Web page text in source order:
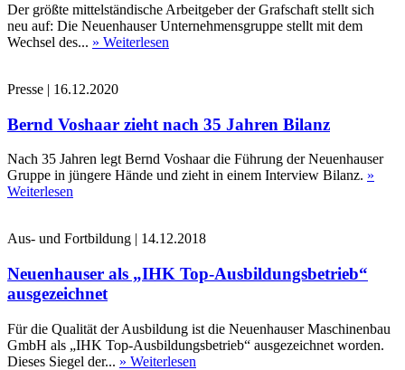
Der größte mittelständische Arbeitgeber der Grafschaft stellt sich
neu auf: Die Neuenhauser Unternehmensgruppe stellt mit dem
Wechsel des... » Weiterlesen
Presse | 16.12.2020
Bernd Voshaar zieht nach 35 Jahren Bilanz
Nach 35 Jahren legt Bernd Voshaar die Führung der Neuenhauser
Gruppe in jüngere Hände und zieht in einem Interview Bilanz. »
Weiterlesen
Aus- und Fortbildung | 14.12.2018
Neuenhauser als „IHK Top-Ausbildungsbetrieb“
ausgezeichnet
Für die Qualität der Ausbildung ist die Neuenhauser Maschinenbau
GmbH als „IHK Top-Ausbildungsbetrieb“ ausgezeichnet worden.
Dieses Siegel der... » Weiterlesen